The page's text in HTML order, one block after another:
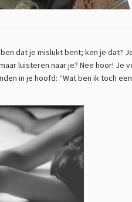
dat je mislukt bent; ken je dat?
luisteren naar je? Nee hoor!
in je hoofd: “Wat ben ik toch